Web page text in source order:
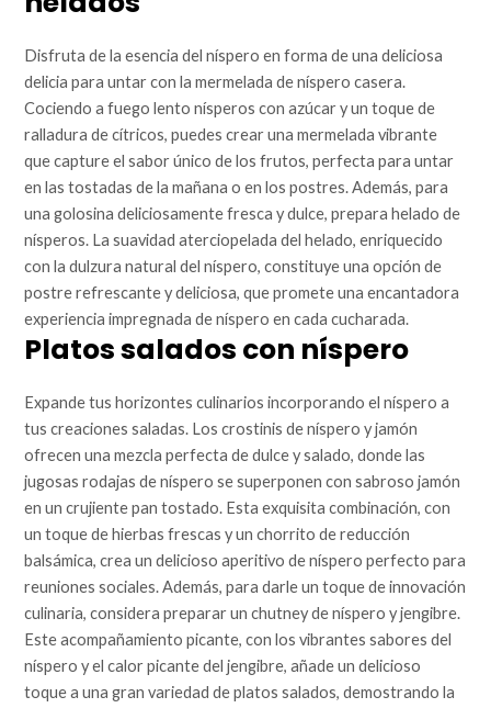
Disfruta de la esencia del níspero en forma de una deliciosa
delicia para untar con la mermelada de níspero casera.
Cociendo a fuego lento nísperos con azúcar y un toque de
ralladura de cítricos, puedes crear una mermelada vibrante
que capture el sabor único de los frutos, perfecta para untar
en las tostadas de la mañana o en los postres. Además, para
una golosina deliciosamente fresca y dulce, prepara helado de
nísperos. La suavidad aterciopelada del helado, enriquecido
con la dulzura natural del níspero, constituye una opción de
postre refrescante y deliciosa, que promete una encantadora
experiencia impregnada de níspero en cada cucharada.
Platos salados con níspero
Expande tus horizontes culinarios incorporando el níspero a
tus creaciones saladas. Los crostinis de níspero y jamón
ofrecen una mezcla perfecta de dulce y salado, donde las
jugosas rodajas de níspero se superponen con sabroso jamón
en un crujiente pan tostado. Esta exquisita combinación, con
un toque de hierbas frescas y un chorrito de reducción
balsámica, crea un delicioso aperitivo de níspero perfecto para
reuniones sociales. Además, para darle un toque de innovación
culinaria, considera preparar un chutney de níspero y jengibre.
Este acompañamiento picante, con los vibrantes sabores del
níspero y el calor picante del jengibre, añade un delicioso
toque a una gran variedad de platos salados, demostrando la